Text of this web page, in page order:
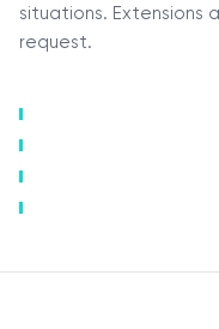
situations. Extensions
request.